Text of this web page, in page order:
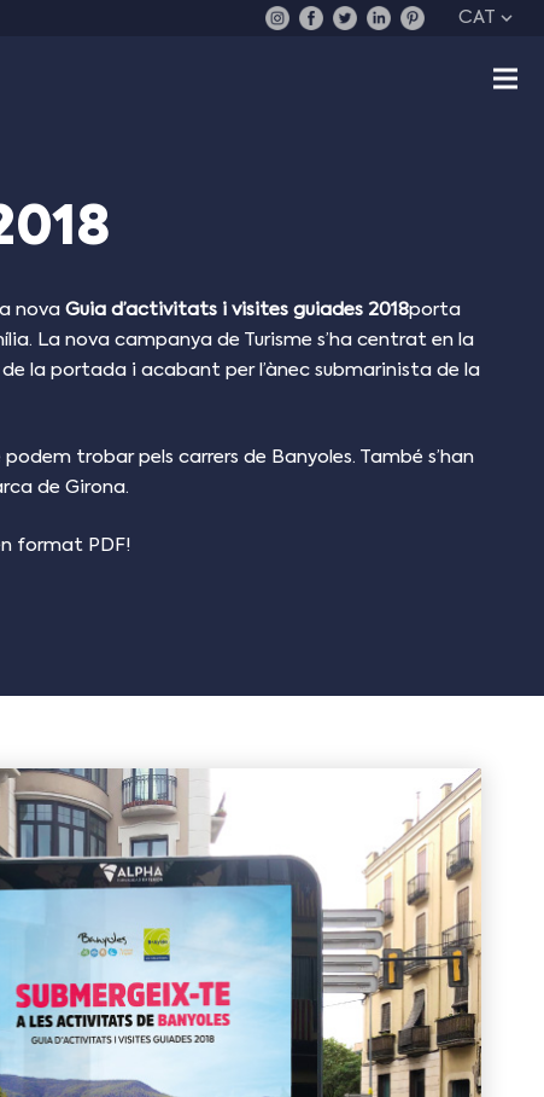
CAT
nova Guia d’activitats i visites guiades 2018porta
La nova campanya de Turisme s’ha centrat en la
la portada i acabant per l’ànec submarinista de la
trobar pels carrers de Banyoles. També s’han
de Girona.
format PDF!